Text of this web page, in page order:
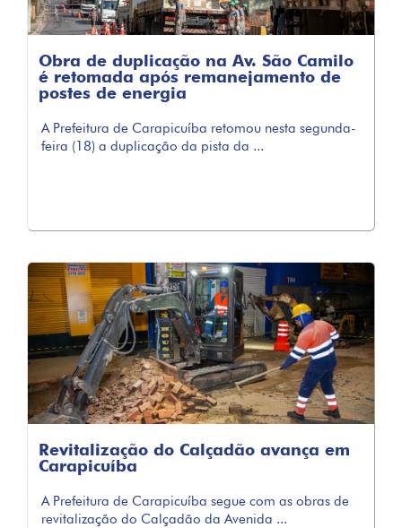
Obra de duplicação na Av. São Camilo
é retomada após remanejamento de
postes de energia
A Prefeitura de Carapicuíba retomou nesta segunda-
feira (18) a duplicação da pista da ...
Revitalização do Calçadão avança em
Carapicuíba
A Prefeitura de Carapicuíba segue com as obras de
revitalização do Calçadão da Avenida ...